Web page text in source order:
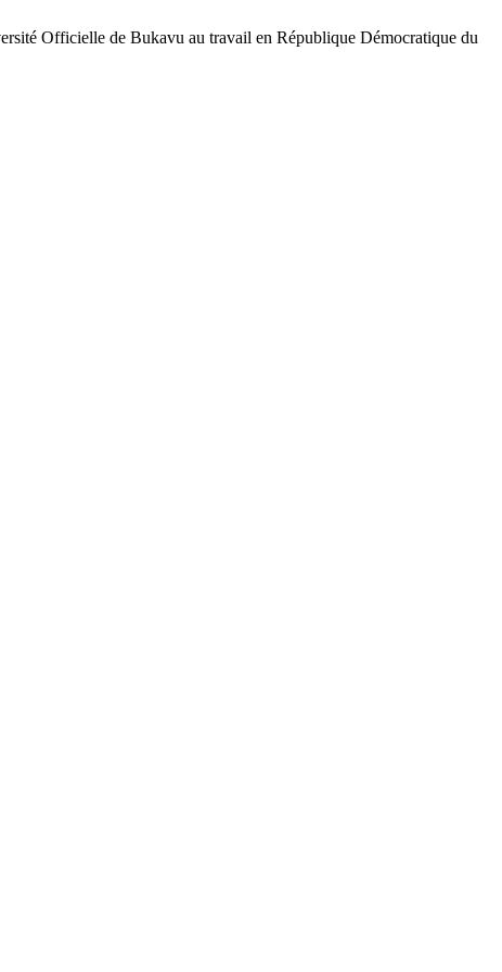
Officielle de Bukavu au travail en République Démocratique du